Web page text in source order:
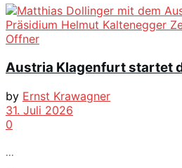
Austria Klagenfurt startet
by Ernst Krawagner
31. Juli 2026
0
...